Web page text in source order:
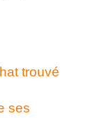
trouvé
ses